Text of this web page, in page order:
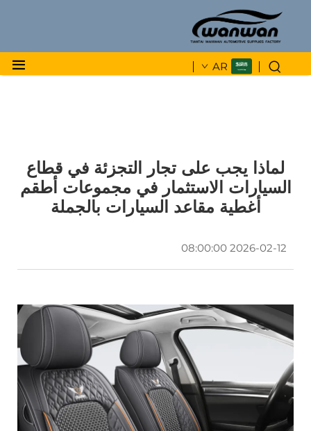
AR
لماذا يجب على تجار التجزئة في قطاع
السيارات الاستثمار في مجموعات أطقم
أغطية مقاعد السيارات بالجملة
2026-02-12 08:00:00